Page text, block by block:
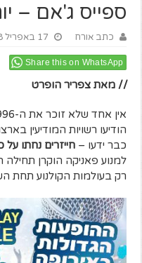
ספייס ג'אם –
כתב אורח 17 באפריל 2018
Share this on WhatsApp
// מאת צפריר הופרט
הודיעו רשויות המודיעין
כבר ידעו –חייזרים נחתו
למנוע פאניקה הוקרן תחילה
רק בעולמות הקולנוע תחת